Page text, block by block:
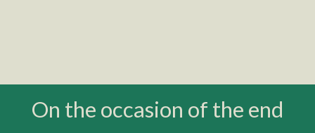
On the occasion of the end